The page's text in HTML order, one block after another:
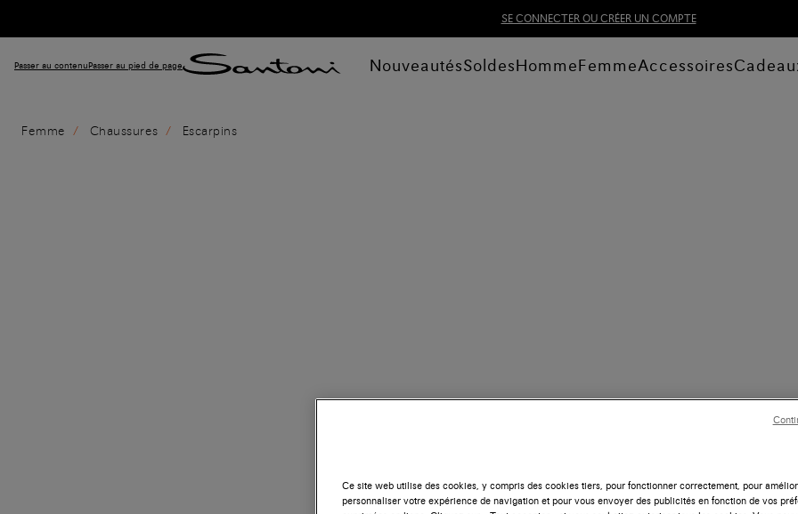
SE CONNECTER OU CRÉER UN COMPTE
Passer au contenuPasser au pied de page NouveautésSoldesHommeFemmeAccessoires
Femme Chaussures Escarpins
Ce site web utilise des cookies, y compris des cookies tiers, pour fonctionner correctement, pour
personnaliser votre expérience de navigation et pour vous envoyer des publicités en fonction de vos